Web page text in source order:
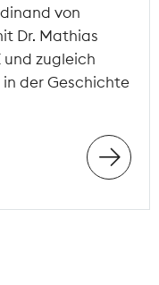
von
Dr. Mathias
und zugleich
in der Geschichte